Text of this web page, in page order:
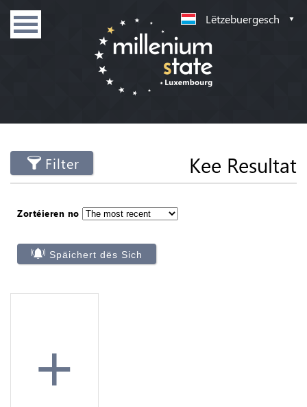
Lëtzebuergesch
Filter Kee Resultat
Zortéieren no
Späichert dës Sich
+